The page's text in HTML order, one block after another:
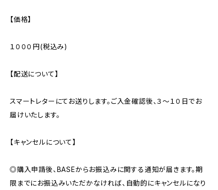
【価格】
１０００円(税込み)
【配送について】
スマートレターにてお送りします。ご入金確認後、３～１０日でお
届けいたします。
【キャンセルについて】
◎購入申請後、BASEからお振込みに関する通知が届きます。期
限までにお振込みいただかなければ、自動的にキャンセルになり